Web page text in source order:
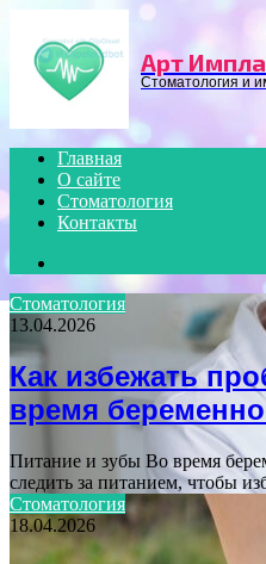
Арт
Стоматология и
Главная
О сайте
Стоматология
Контакты
Стоматология
13.04.2026
Как избежать
время
Питание и зубы Во время
следить за питанием, чтобы
Стоматология
18.04.2026